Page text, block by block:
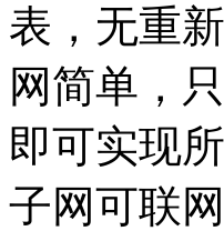
表，无重
网简单，
即可实现
子网可联